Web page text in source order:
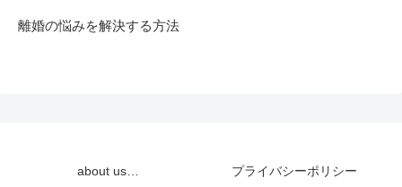
離婚の悩みを解決する方法
about us… プライバシーポリシー